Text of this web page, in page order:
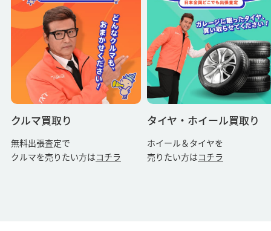
クルマ買取り
無料出張査定で
クルマを売りたい方はコチラ
タイヤ・ホイール買取り
ホイール＆タイヤを
売りたい方はコチラ